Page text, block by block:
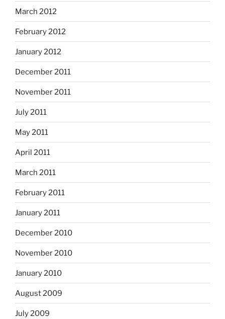
March 2012
February 2012
January 2012
December 2011
November 2011
July 2011
May 2011
April 2011
March 2011
February 2011
January 2011
December 2010
November 2010
January 2010
August 2009
July 2009